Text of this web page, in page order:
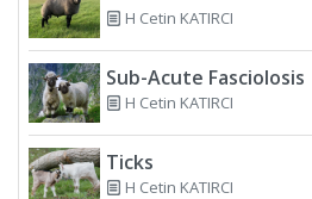
H Cetin KATIRCI
Sub-Acute Fasciolosis
H Cetin KATIRCI
Ticks
H Cetin KATIRCI